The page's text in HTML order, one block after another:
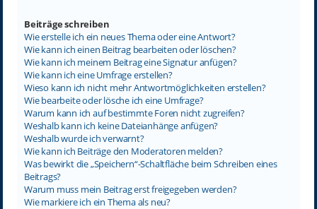
Beiträge schreiben
Wie erstelle ich ein neues Thema oder eine Antwort?
Wie kann ich einen Beitrag bearbeiten oder löschen?
Wie kann ich meinem Beitrag eine Signatur anfügen?
Wie kann ich eine Umfrage erstellen?
Wieso kann ich nicht mehr Antwortmöglichkeiten erstellen?
Wie bearbeite oder lösche ich eine Umfrage?
Warum kann ich auf bestimmte Foren nicht zugreifen?
Weshalb kann ich keine Dateianhänge anfügen?
Weshalb wurde ich verwarnt?
Wie kann ich Beiträge den Moderatoren melden?
Was bewirkt die „Speichern“-Schaltfläche beim Schreiben eines
Beitrags?
Warum muss mein Beitrag erst freigegeben werden?
Wie markiere ich ein Thema als neu?